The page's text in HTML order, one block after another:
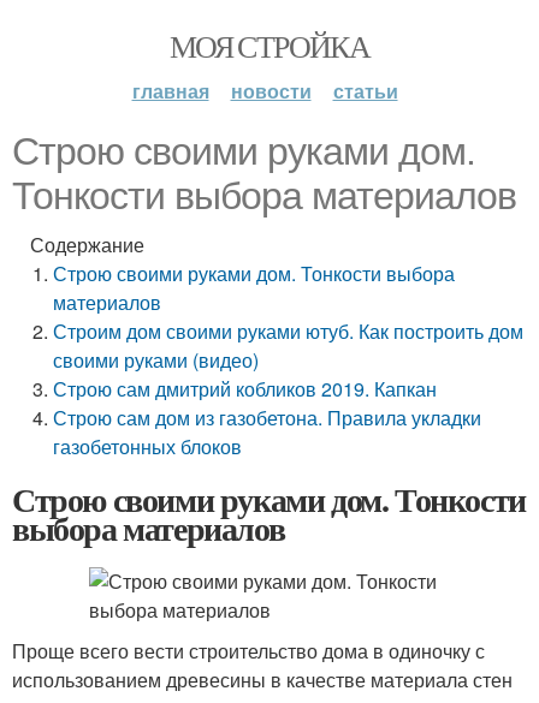
МОЯ СТРОЙКА
главная новости статьи
Строю своими руками дом.
Тонкости выбора материалов
Содержание
Строю своими руками дом. Тонкости выбора
материалов
Строим дом своими руками ютуб. Как построить дом
своими руками (видео)
Строю сам дмитрий кобликов 2019. Капкан
Строю сам дом из газобетона. Правила укладки
газобетонных блоков
Строю своими руками дом. Тонкости
выбора материалов
Проще всего вести строительство дома в одиночку с
использованием древесины в качестве материала стен